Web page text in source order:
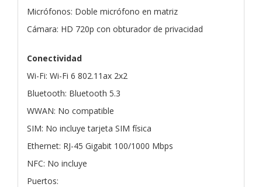
Micrófonos: Doble micrófono en matriz
Cámara: HD 720p con obturador de privacidad
Conectividad
Wi-Fi: Wi-Fi 6 802.11ax 2x2
Bluetooth: Bluetooth 5.3
WWAN: No compatible
SIM: No incluye tarjeta SIM física
Ethernet: RJ-45 Gigabit 100/1000 Mbps
NFC: No incluye
Puertos: